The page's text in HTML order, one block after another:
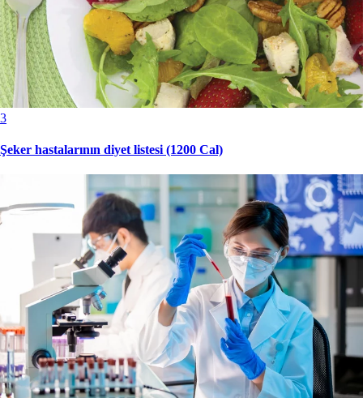
3
Şeker hastalarının diyet listesi (1200 Cal)